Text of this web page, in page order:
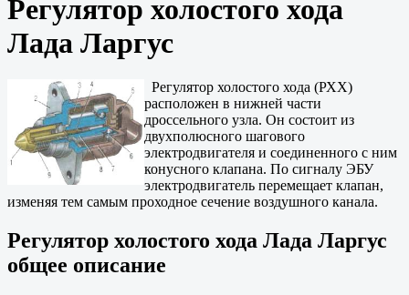
Регулятор холостого хода
Лада Ларгус
Регулятор холостого хода (РХХ)
расположен в нижней части
дроссельного узла. Он состоит из
двухполюсного шагового
электродвигателя и соединенного с ним
конусного клапана. По сигналу ЭБУ
электродвигатель перемещает клапан,
изменяя тем самым проходное сечение воздушного канала.
Регулятор холостого хода Лада Ларгус
общее описание